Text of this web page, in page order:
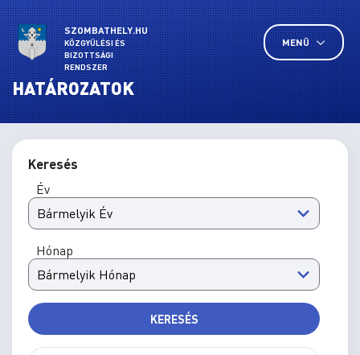
SZOMBATHELY.HU
KÖZGYŰLÉSI ÉS
BIZOTTSÁGI
RENDSZER
MENÜ
HATÁROZATOK
Keresés
Év
Hónap
KERESÉS